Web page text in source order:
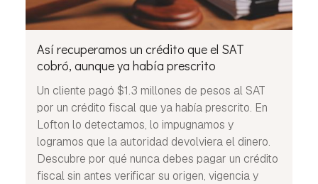
Así recuperamos un crédito que el SAT
cobró, aunque ya había prescrito
Un cliente pagó $1.3 millones de pesos al SAT
por un crédito fiscal que ya había prescrito. En
Lofton lo detectamos, lo impugnamos y
logramos que la autoridad devolviera el dinero.
Descubre por qué nunca debes pagar un crédito
fiscal sin antes verificar su origen, vigencia y